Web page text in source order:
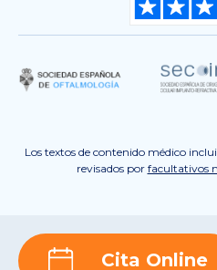
Los textos de contenido médico
revisados por facultativos
Cita Online